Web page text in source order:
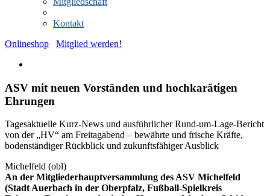
Kontakt
Onlineshop
Mitglied werden!
ASV mit neuen Vorständen und hochkarätigen
Ehrungen
Tagesaktuelle Kurz-News und ausführlicher Rund-um-Lage-Bericht
von der „HV“ am Freitagabend – bewährte und frische Kräfte,
bodenständiger Rückblick und zukunftsfähiger Ausblick
Michelfeld (obl)
An der Mitgliederhauptversammlung des ASV Michelfeld
(Stadt Auerbach in der Oberpfalz, Fußball-Spielkreis